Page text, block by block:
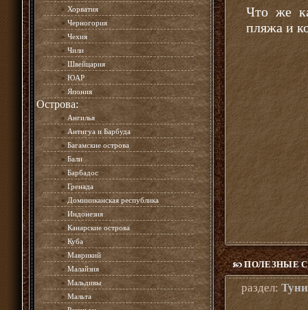
» Хорватия
» Черногория
» Чехия
» Чили
» Швейцария
» ЮАР
» Япония
Острова:
» Ангилья
» Антигуа и Барбуда
» Багамские острова
» Бали
»Барбадос
» Гренада
» Доминиканская республика
» Индонезия
» Канарские острова
» Куба
» Маврикий
» Малайзия
» Мальдивы
» Мальта
Что же
пляжа и
ПОЛЕЗНЫЕ
раздел: